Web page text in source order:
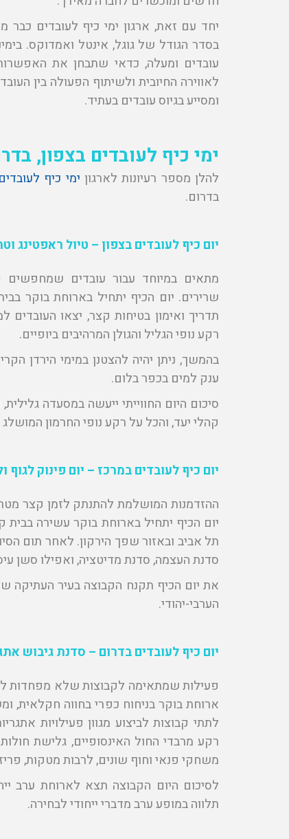
יחד עם זאת, ארגון ימי כיף לעובדים כבר
בסדר הגודל של גוגל, אינטל ואמדוקס.
עובדים ומעלה, כדאי שתבחן את
לאווירה החיובית ולשיתוף הפעולה בין
ומסייע בגיוס עובדים בעתיד.
ימי כיף לעובדים בצפון,
להלן מספר רעיונות לארגון ימי כיף
בדרום.
יום כיף לעובדים בצפון – טיול ראפטינג
מתאים במיוחד עבור עובדים שמחפשים
שרירים. יום הכיף יתחיל בארוחת בוקר
תדריך ואימון בטיחות קצר, יצאו
רקע נופי הגליל והגולן המרהיבים ביופיים.
בהמשך, ניתן יהיה להצטנן במימי הירדן
ענק למים בכפר בלום.
סיכום היום החווייתי ייעשה במסעדה
קהלי יעד, והכל על רקע נופי החרמון
יום כיף לעובדים במרכז – יום פינוק
ההזדמנות המושלמת להתנתק לזמן קצר
יום הכיף יתחיל בארוחת בוקר עשירה
תל אביב ובאזור שפך הירקון. לאחר תום
סדנת העצמה, סדנת מדיטציה, ואפילו סשן
את יום הכיף תקנח הקבוצה בעיר העתיקה
הערבי-יהודי.
יום כיף לעובדים בדרום – סדנת גיבוש
פעילות שמתאימה לקבוצות שלא מפחדות
ארוחת בוקר בניחוח כפרי בחווה
לתתי קבוצות לביצוע מגוון פעילויות
רקע מרבדי החול האינסופיים, גלישת חולות
משחקי פנאי וחוף שונים, לרבות מטקות,
לסיכום היום הקבוצה תצא לארוחת ערב
תלווה במופע ערב מדברי ייחודי לבחירה.